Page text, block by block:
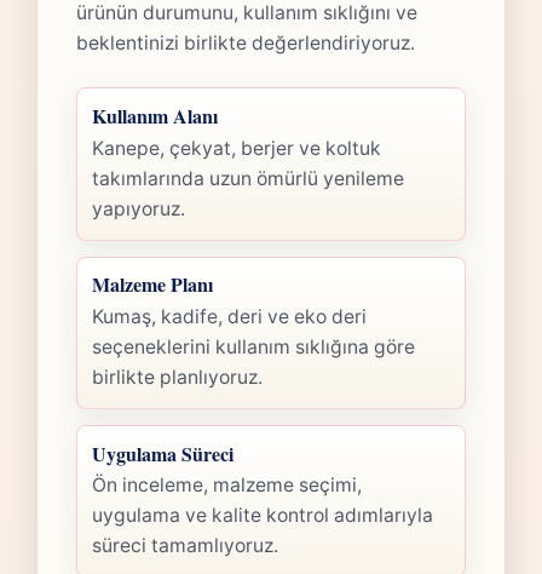
ürünün durumunu, kullanım sıklığını ve
beklentinizi birlikte değerlendiriyoruz.
Kullanım Alanı
Kanepe, çekyat, berjer ve koltuk
takımlarında uzun ömürlü yenileme
yapıyoruz.
Malzeme Planı
Kumaş, kadife, deri ve eko deri
seçeneklerini kullanım sıklığına göre
birlikte planlıyoruz.
Uygulama Süreci
Ön inceleme, malzeme seçimi,
uygulama ve kalite kontrol adımlarıyla
süreci tamamlıyoruz.